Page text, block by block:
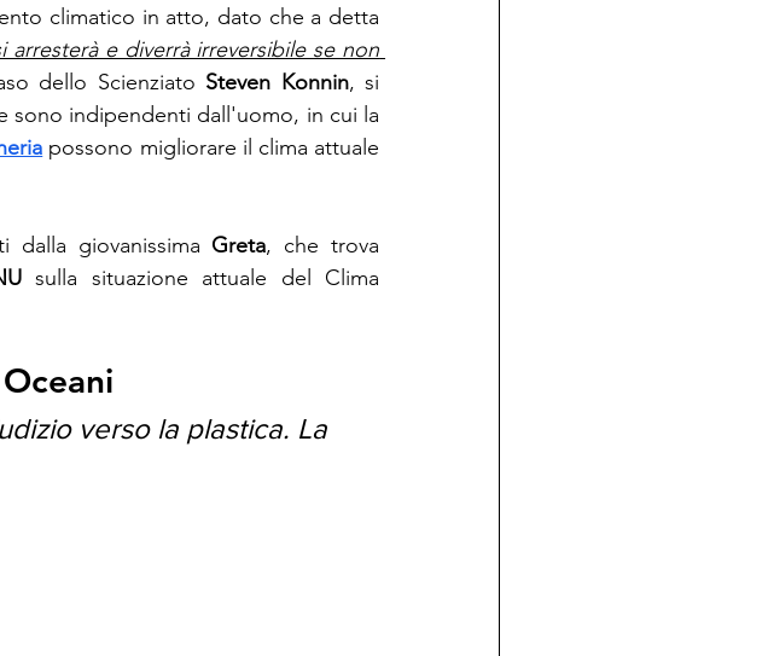
climatico in atto, dato che a detta
arresterà e diverrà irreversibile se non
dello Scienziato Steven Konnin, si
sono indipendenti dall'uomo, in cui la
possono migliorare il clima attuale
dalla giovanissima Greta
sulla situazione attuale del Clima
verso la plastica. La